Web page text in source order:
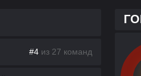
#4 из 27 команд